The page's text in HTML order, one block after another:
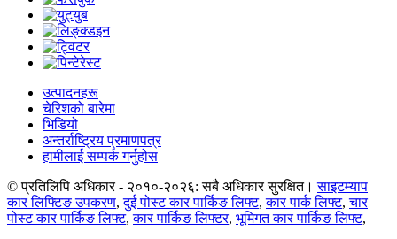
उत्पादनहरू
चेरिशको बारेमा
भिडियो
अन्तर्राष्ट्रिय प्रमाणपत्र
हामीलाई सम्पर्क गर्नुहोस
© प्रतिलिपि अधिकार - २०१०-२०२६: सबै अधिकार सुरक्षित। साइटम्याप
कार लिफ्टिङ उपकरण,दुई पोस्ट कार पार्किङ लिफ्ट,कार पार्क लिफ्ट,चार
पोस्ट कार पार्किङ लिफ्ट,कार पार्किङ लिफ्टर, भूमिगत कार पार्किङ लिफ्ट,